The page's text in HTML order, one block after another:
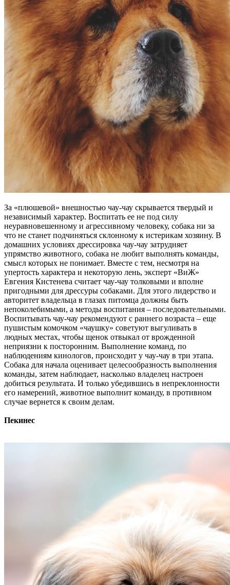
За «плюшевой» внешностью чау-чау скрывается твердый и
независимый характер. Воспитать ее не под силу
неуравновешенному и агрессивному человеку, собака ни за
что не станет подчиняться склонному к истерикам хозяину. В
домашних условиях дрессировка чау-чау затрудняет
упрямство животного, собака не любит выполнять команды,
смысл которых не понимает. Вместе с тем, несмотря на
упертость характера и некоторую лень, эксперт «ВиЖ»
Евгения Кистенева считает чау-чау толковыми и вполне
пригодными для дрессуры собаками. Для этого лидерство и
авторитет владельца в глазах питомца должны быть
непоколебимыми, а методы воспитания – последовательными.
Воспитывать чау-чау рекомендуют с раннего возраста – еще
пушистым комочком «чаушку» советуют выгуливать в
людных местах, чтобы щенок отвыкал от врожденной
неприязни к посторонним. Выполнение команд, по
наблюдениям кинологов, происходит у чау-чау в три этапа.
Собака для начала оценивает целесообразность выполнения
команды, затем наблюдает, насколько владелец настроен
добиться результата. И только убедившись в непреклонности
его намерений, животное выполнит команду, в противном
случае вернется к своим делам.
Пекинес